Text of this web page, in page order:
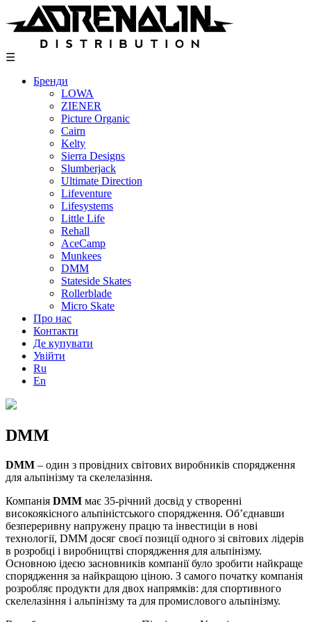
to
content
☰
Бренди
LOWA
ZIENER
Picture Organic
Cairn
Kelty
Sierra Designs
Slumberjack
Ultimate Direction
Lifeventure
Lifesystems
Little Life
Rehall
AceCamp
Munkees
DMM
Stateside Skates
Rollerblade
Micro Skate
Про нас
Контакти
Де купувати
Увійти
Ru
En
DMM
DMM – один з провідних світових виробників спорядження
для альпінізму та скелелазіння.
Компанія DMM має 35-річний досвід у створенні
високоякісного альпіністського спорядження. Об’єднавши
безпереривну напружену працю та інвестиціи в нові
технології, DMM досяг своєї позиції одного зі світових лідерів
в розробці і виробництві спорядження для альпінізму.
Основною ідеєю засновників компанії було зробити найкраще
спорядження за найкращою ціною. З самого початку компанія
розробляє продукти для двох напрямків: для спортивного
скелелазіння і альпінізму та для промислового альпінізму.